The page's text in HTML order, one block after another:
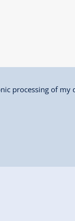
processing of